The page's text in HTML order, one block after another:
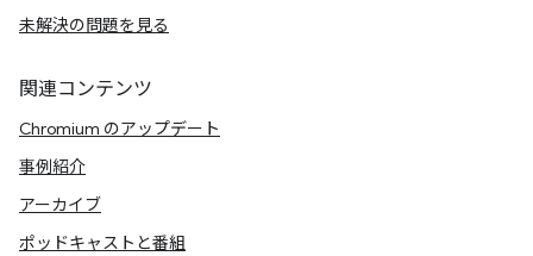
未解決の問題を見る
関連コンテンツ
Chromium のアップデート
事例紹介
アーカイブ
ポッドキャストと番組